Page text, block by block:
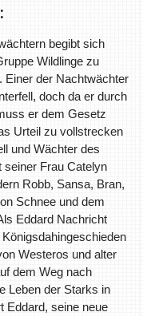
begibt sich
Wildlinge zu
Einer der Nachtwächter
doch da er durch
er dem Gesetz
Urteil zu vollstrecken
und Wächter des
seiner Frau Catelyn
Robb, Sansa, Bran,
Schnee und dem
Eddard Nachricht
Westeros und alter
dem Weg nach
Leben der Starks in
Eddard, seine neue